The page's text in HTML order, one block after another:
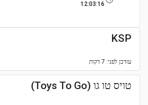
12:03:16
KSP
עודכן לפני: 7 דקות
טויס טו גו (Toys To Go)